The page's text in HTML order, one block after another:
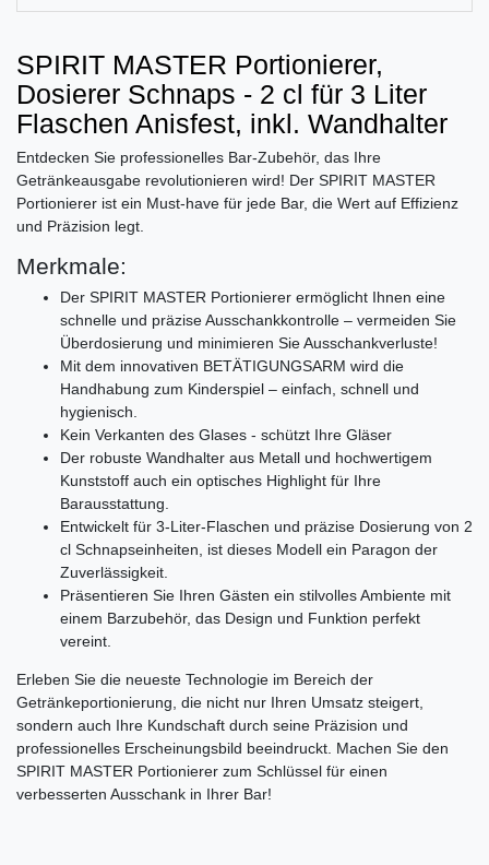
SPIRIT MASTER Portionierer,
Dosierer Schnaps - 2 cl für 3 Liter
Flaschen Anisfest, inkl. Wandhalter
Entdecken Sie professionelles Bar-Zubehör, das Ihre
Getränkeausgabe revolutionieren wird! Der SPIRIT MASTER
Portionierer ist ein Must-have für jede Bar, die Wert auf Effizienz
und Präzision legt.
Merkmale:
Der SPIRIT MASTER Portionierer ermöglicht Ihnen eine
schnelle und präzise Ausschankkontrolle – vermeiden Sie
Überdosierung und minimieren Sie Ausschankverluste!
Mit dem innovativen BETÄTIGUNGSARM wird die
Handhabung zum Kinderspiel – einfach, schnell und
hygienisch.
Kein Verkanten des Glases - schützt Ihre Gläser
Der robuste Wandhalter aus Metall und hochwertigem
Kunststoff auch ein optisches Highlight für Ihre
Barausstattung.
Entwickelt für 3-Liter-Flaschen und präzise Dosierung von 2
cl Schnapseinheiten, ist dieses Modell ein Paragon der
Zuverlässigkeit.
Präsentieren Sie Ihren Gästen ein stilvolles Ambiente mit
einem Barzubehör, das Design und Funktion perfekt
vereint.
Erleben Sie die neueste Technologie im Bereich der
Getränkeportionierung, die nicht nur Ihren Umsatz steigert,
sondern auch Ihre Kundschaft durch seine Präzision und
professionelles Erscheinungsbild beeindruckt. Machen Sie den
SPIRIT MASTER Portionierer zum Schlüssel für einen
verbesserten Ausschank in Ihrer Bar!